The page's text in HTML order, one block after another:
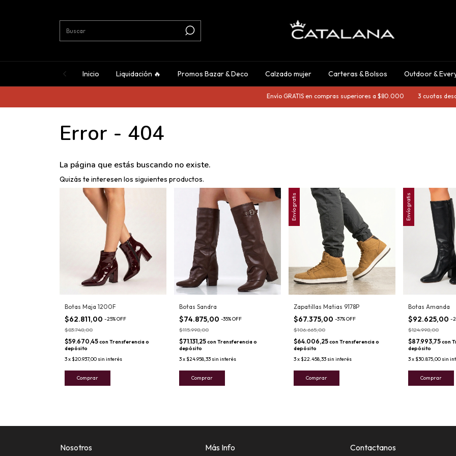
Inicio Liquidación 🔥 Promos Bazar & Deco Calzado mujer Carteras & Bolsos Outdoor &
Envío GRATIS en compras superiores a $80.000 3 cuotas desde
Error - 404
La página que estás buscando no existe.
Quizás te interesen los siguientes productos.
Botas Maja 1200F
$62.811,00 -25%OFF
$83.748,00
$59.670,45con Transferencia o
depósito
3x$20.937,00 sin interés
Comprar
Botas Sandra
$74.875,00 -35%OFF
$115.998,00
$71.131,25con Transferencia o
depósito
3x$24.958,33 sin interés
Comprar
Envío gratis
Zapatillas Matias 9178P
$67.375,00 -37%OFF
$106.665,00
$64.006,25con Transferencia o
depósito
3x$22.458,33 sin interés
Comprar
Envío gratis
Botas Amanda
$92.625,00 -
$124.998,00
$87.993,75con
depósito
3x$30.875,00 sin
Comprar
Nosotros Más Info Contactanos